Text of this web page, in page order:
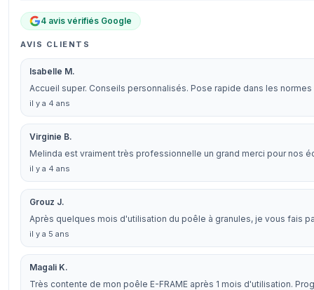
4 avis vérifiés Google
AVIS CLIENTS
Isabelle M.
Accueil super. Conseils personnalisés. Pose rapide dans les
il y a 4 ans
Virginie B.
Melinda est vraiment très professionnelle un grand merci pour nos
il y a 4 ans
Grouz J.
Après quelques mois d'utilisation du poêle à granules, je vous fais
il y a 5 ans
Magali K.
Très contente de mon poêle E-FRAME après 1 mois d'utilisation.